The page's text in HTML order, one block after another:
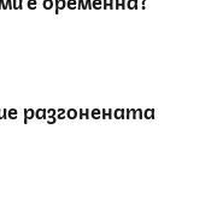
разгонената